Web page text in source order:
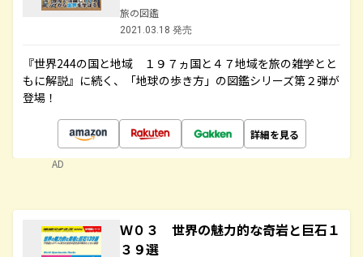
旅の図鑑
2021.03.18 発売
『世界244の国と地域 １９７ヵ国と４７地域を旅の雑学とと
もに解説』に続く、「地球の歩き方」の図鑑シリーズ第２弾が
登場！
詳細を見る
AD
Ｗ０３ 世界の魅力的な奇岩と巨石１
３９選